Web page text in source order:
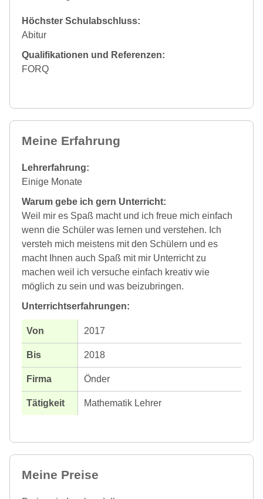
Höchster Schulabschluss:
Abitur
Qualifikationen und Referenzen:
FORQ
Meine Erfahrung
Lehrerfahrung:
Einige Monate
Warum gebe ich gern Unterricht:
Weil mir es Spaß macht und ich freue mich einfach
wenn die Schüler was lernen und verstehen. Ich
versteh mich meistens mit den Schülern und es
macht Ihnen auch Spaß mit mir Unterricht zu
machen weil ich versuche einfach kreativ wie
möglich zu sein und was beizubringen.
Unterrichtserfahrungen:
2017
2018
Önder
Mathematik Lehrer
Meine Preise